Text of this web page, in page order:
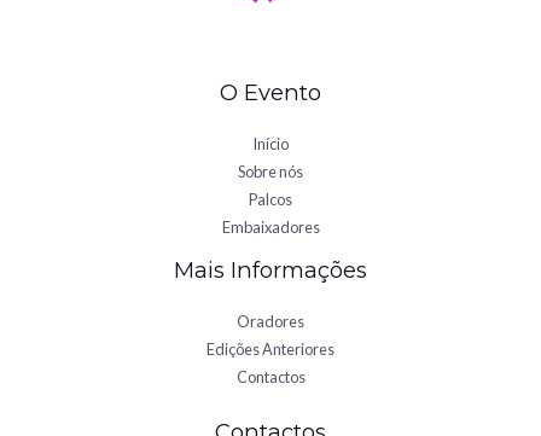
O Evento
Início
Sobre nós
Palcos
Embaixadores
Mais Informações
Oradores
Edições Anteriores
Contactos